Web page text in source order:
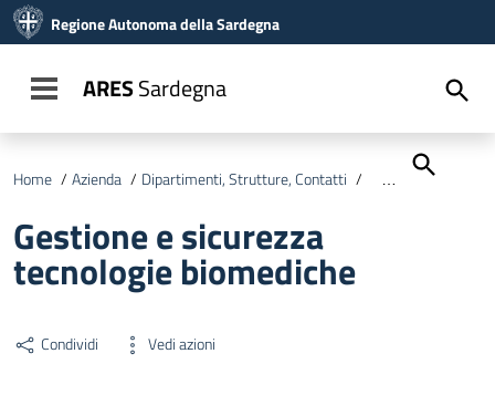
Vai al menu di navigazione
Vai al footer
Regione Autonoma della Sardegna
Toggle navigation
ARESSardegna
Home / Azienda / Dipartimenti, Strutture, Contatti / Dipartimento
Gestione e sicurezza
tecnologie biomediche
Condividi Vedi azioni